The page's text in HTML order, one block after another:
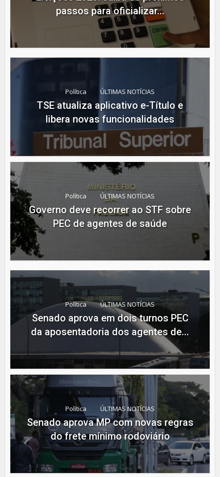
passos para oficializar...
Política ÚLTIMAS NOTÍCIAS
TSE atualiza aplicativo e-Título e
libera novas funcionalidades
Política ÚLTIMAS NOTÍCIAS
Governo deve recorrer ao STF sobre
PEC de agentes de saúde
Política ÚLTIMAS NOTÍCIAS
Senado aprova em dois turnos PEC
da aposentadoria dos agentes de...
Política ÚLTIMAS NOTÍCIAS
Senado aprova MP com novas regras
do frete mínimo rodoviário